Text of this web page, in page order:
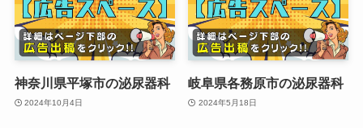
神奈川県平塚市の泌尿器科
2024年10月4日
岐阜県各務原市の泌尿器科
2024年5月18日